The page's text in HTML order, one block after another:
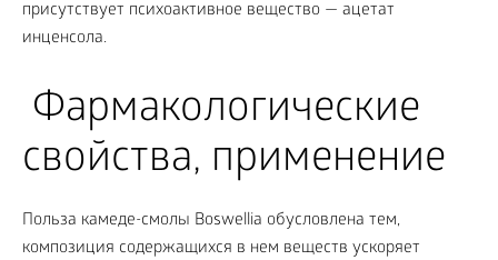
присутствует психоактивное вещество — ацетат
инценсола.
Фармакологические
свойства, применение
Польза камеде-смолы Boswellia обусловлена тем,
композиция содержащихся в нем веществ ускоряет